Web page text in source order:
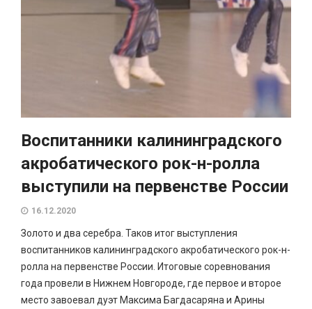
Воспитанники калининградского
акробатического рок-н-ролла
выступили на первенстве России
16.12.2020
Золото и два серебра. Таков итог выступления
воспитанников калининградского акробатического рок-н-
ролла на первенстве России. Итоговые соревнования
года провели в Нижнем Новгороде, где первое и второе
место завоевал дуэт Максима Багдасаряна и Арины